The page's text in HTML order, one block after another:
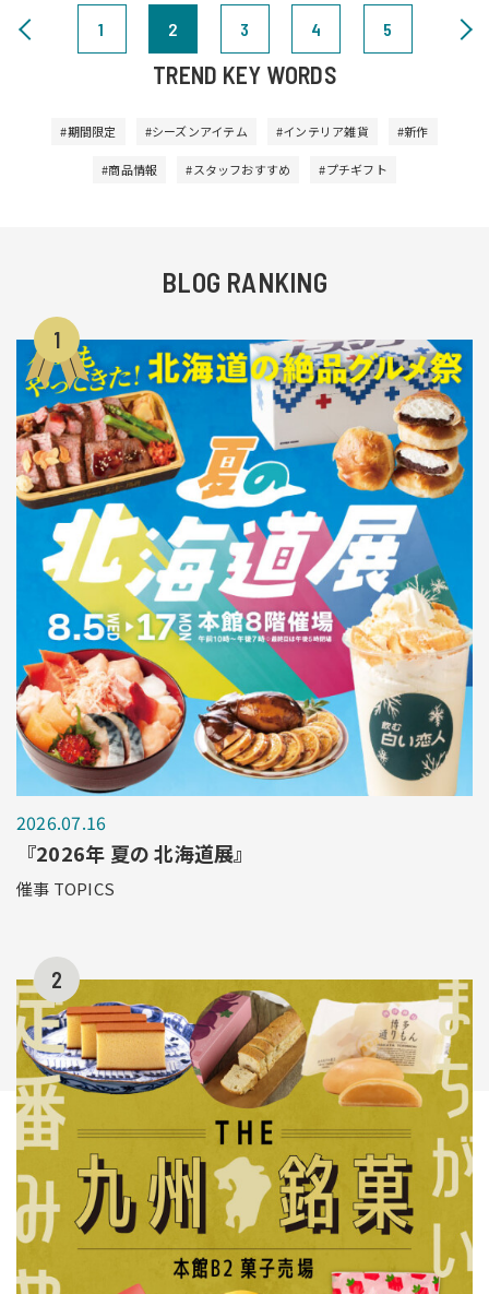
1 2 3 4 5
TREND KEY WORDS
#期間限定 #シーズンアイテム #インテリア雑貨 #新作
#商品情報 #スタッフおすすめ #プチギフト
BLOG RANKING
1
2026.07.16
『2026年 夏の 北海道展』
催事 TOPICS
2